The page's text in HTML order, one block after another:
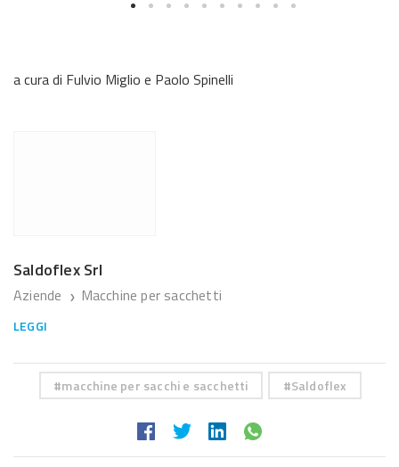
a cura di Fulvio Miglio e Paolo Spinelli
Saldoflex Srl
Aziende ❯ Macchine per sacchetti
LEGGI
macchine per sacchi e sacchetti Saldoflex